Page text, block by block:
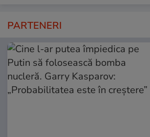
PARTENERI